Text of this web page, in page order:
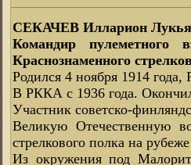
СЕКАЧЕВ Илларион
Командир пулеметного
Краснознаменного
Родился 4 ноября 1914 года,
В РККА с 1936 года.
Участник советско-
Великую Отечественную
стрелкового полка на
Из окружения под